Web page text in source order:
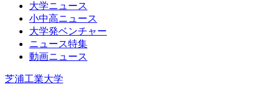
大学ニュース
小中高ニュース
大学発ベンチャー
ニュース特集
動画ニュース
芝浦工業大学